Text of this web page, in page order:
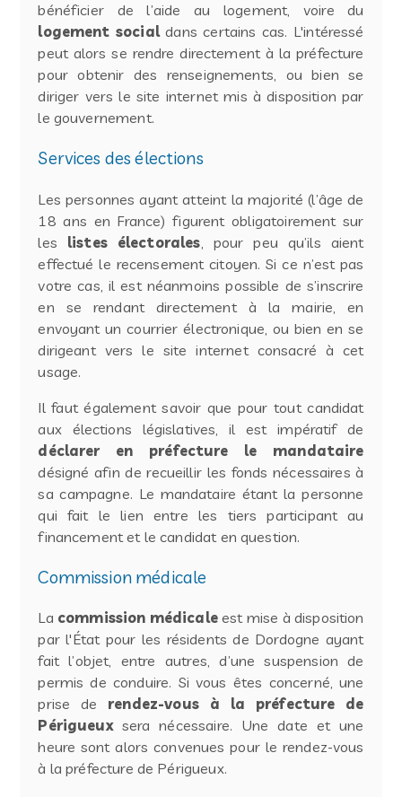
bénéficier de l’aide au logement, voire du
logement socialdans certains cas. L'intéressé
peut alors se rendre directement à la préfecture
pour obtenir des renseignements, ou bien se
diriger vers le site internet mis à disposition par
le gouvernement.
Services des élections
Les personnes ayant atteint la majorité (l’âge de
18 ans en France) figurent obligatoirement sur
les listes électorales , pour peu qu’ils aient
effectué le recensement citoyen. Si ce n’est pas
votre cas, il est néanmoins possible de s’inscrire
en se rendant directement à la mairie, en
envoyant un courrier électronique, ou bien en se
dirigeant vers le site internet consacré à cet
usage.
Il faut également savoir que pour tout candidat
aux élections législatives, il est impératif de
déclarer en préfecture le mandataire
désigné afin de recueillir les fonds nécessaires à
sa campagne. Le mandataire étant la personne
qui fait le lien entre les tiers participant au
financement et le candidat en question.
Commission médicale
La commission médicaleest mise à disposition
par l'État pour les résidents de Dordogne ayant
fait l’objet, entre autres, d’une suspension de
permis de conduire. Si vous êtes concerné, une
prise de rendez-vous à la préfecture de
Périgueuxsera nécessaire. Une date et une
heure sont alors convenues pour le rendez-vous
à la préfecture de Périgueux.